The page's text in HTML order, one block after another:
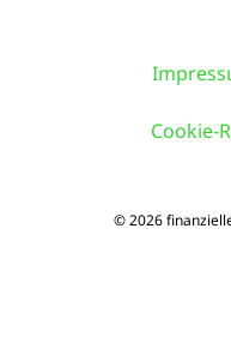
Cookie-
© 2026 finanzielle